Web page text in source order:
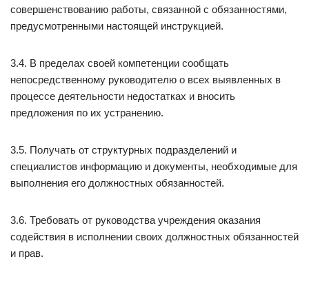
совершенствованию работы, связанной с обязанностями,
предусмотренными настоящей инструкцией.
3.4. В пределах своей компетенции сообщать
непосредственному руководителю о всех выявленных в
процессе деятельности недостатках и вносить
предложения по их устранению.
3.5. Получать от структурных подразделений и
специалистов информацию и документы, необходимые для
выполнения его должностных обязанностей.
3.6. Требовать от руководства учреждения оказания
содействия в исполнении своих должностных обязанностей
и прав.